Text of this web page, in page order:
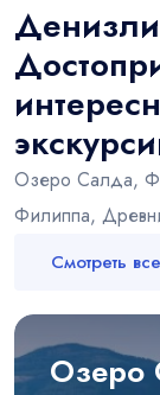
Озеро Салда,
Филиппа,
Смотреть
Озеро